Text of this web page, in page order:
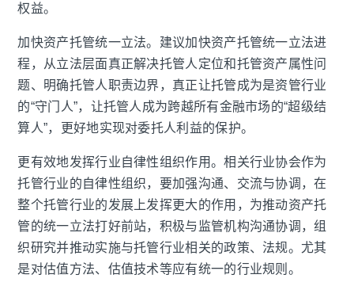
权益。
加快资产托管统一立法。建议加快资产托管统一立法进
程，从立法层面真正解决托管人定位和托管资产属性问
题、明确托管人职责边界，真正让托管成为是资管行业
的“守门人”，让托管人成为跨越所有金融市场的“超级结
算人”，更好地实现对委托人利益的保护。
更有效地发挥行业自律性组织作用。相关行业协会作为
托管行业的自律性组织，要加强沟通、交流与协调，在
整个托管行业的发展上发挥更大的作用，为推动资产托
管的统一立法打好前站，积极与监管机构沟通协调，组
织研究并推动实施与托管行业相关的政策、法规。尤其
是对估值方法、估值技术等应有统一的行业规则。